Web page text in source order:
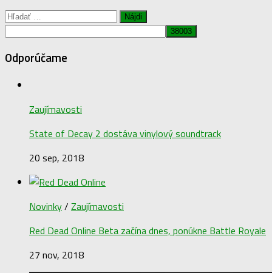
Hľadať:
Odporúčame
Zaujímavosti
State of Decay 2 dostáva vinylový soundtrack
20 sep, 2018
Novinky/ Zaujímavosti
Red Dead Online Beta začína dnes, ponúkne Battle Royale
27 nov, 2018